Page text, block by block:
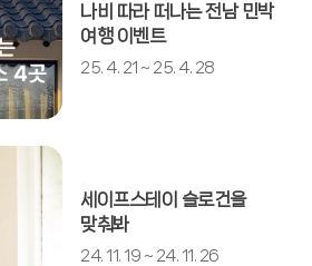
나비 따라 떠나는 전남 민박
여행 이벤트
25. 4. 21 ~ 25. 4. 28
세이프스테이 슬로건을
맞춰봐
24. 11. 19 ~ 24. 11. 26